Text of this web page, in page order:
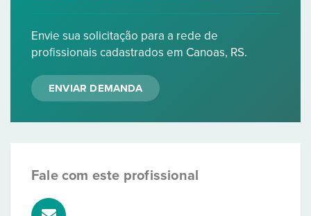
Envie sua solicitação para a rede de
profissionais cadastrados em Canoas, RS.
ENVIAR DEMANDA
Fale com este profissional